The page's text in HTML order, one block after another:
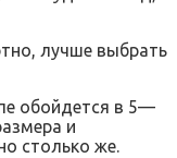
лучше выбрать
обойдется в 5—
и
столько же.